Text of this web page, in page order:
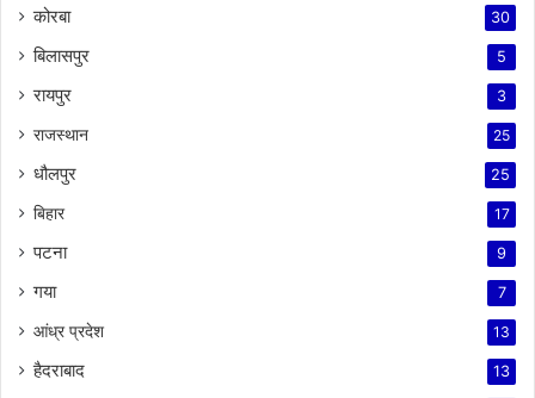
कोरबा 30
बिलासपुर 5
रायपुर 3
राजस्थान 25
धौलपुर 25
बिहार 17
पटना 9
गया 7
आंध्र प्रदेश 13
हैदराबाद 13